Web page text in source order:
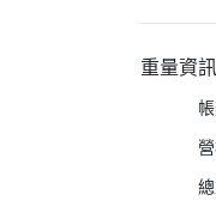
重量資訊
帳篷
營柱
總重（